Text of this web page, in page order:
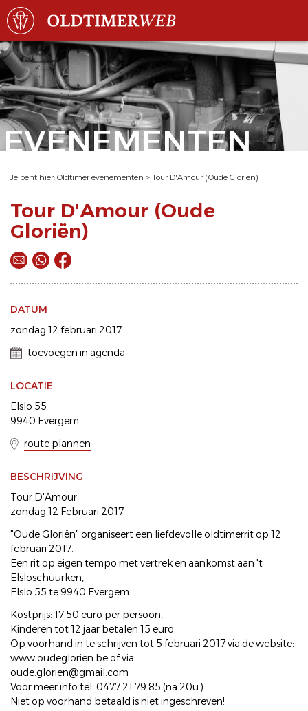
EVENEMENTEN
Je bent hier: Oldtimer evenementen > Tour D'Amour (Oude Gloriën)
Tour D'Amour (Oude
Gloriën)
DATUM
zondag 12 februari 2017
toevoegen in agenda
LOCATIE
Elslo 55
9940 Evergem
route plannen
BESCHRIJVING
Tour D'Amour
zondag 12 Februari 2017
"Oude Gloriën" organiseert een liefdevolle oldtimerrit op 12
februari 2017.
Een rit op eigen tempo met vertrek en aankomst aan 't
Elsloschuurken,
Elslo 55 te 9940 Evergem.
Kostprijs: 17.50 euro per persoon,
Kinderen tot 12 jaar betalen 15 euro.
Op voorhand in te schrijven tot 5 februari 2017 via de website:
www.oudeglorien.be of via:
oude.glorien@gmail.com
Voor meer info tel: 0477 21 79 85 (na 20u.)
Niet op voorhand betaald is niet ingeschreven!